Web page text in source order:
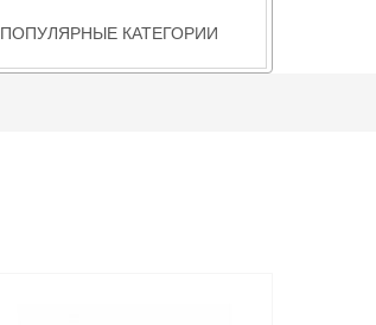
ПОПУЛЯРНЫЕ КАТЕГОРИИ